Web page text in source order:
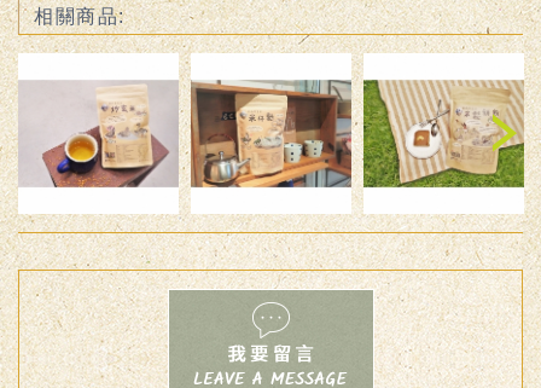
相關商品:
Previous